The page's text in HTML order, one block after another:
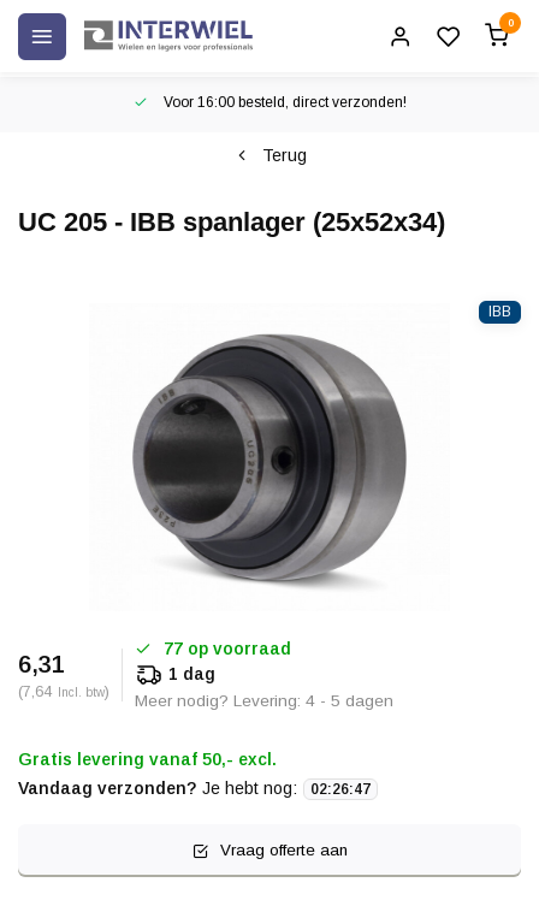
0
Voor 16:00 besteld, direct verzonden!
Terug
UC 205 - IBB spanlager (25x52x34)
IBB
6,31
(7,64 Incl. btw)
77 op voorraad
1 dag
Meer nodig? Levering: 4 - 5 dagen
Gratis levering vanaf 50,- excl.
Vandaag verzonden? Je hebt nog: 02:26:47
Vraag offerte aan